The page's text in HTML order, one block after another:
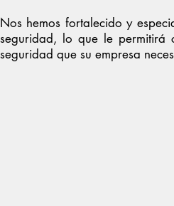
Nos hemos fortalecido y
seguridad, lo que le permitirá
seguridad que su empresa